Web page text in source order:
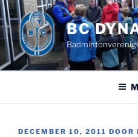
Ga
naar
de
inhoud
BC
GEPLAATST
DECEMBER 10, 2011 DOOR